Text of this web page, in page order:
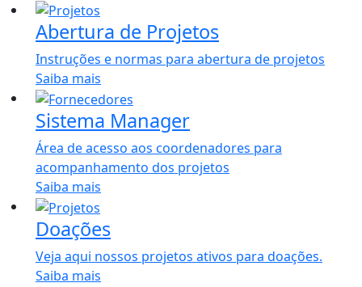
Abertura de Projetos
Instruções e normas para abertura de projetos
Saiba mais
Sistema Manager
Área de acesso aos coordenadores para
acompanhamento dos projetos
Saiba mais
Doações
Veja aqui nossos projetos ativos para doações.
Saiba mais